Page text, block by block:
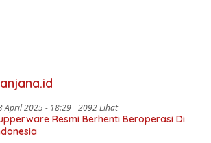
April 2025 - 18:29 2092 Lihat
Resmi Berhenti Beroperasi Di